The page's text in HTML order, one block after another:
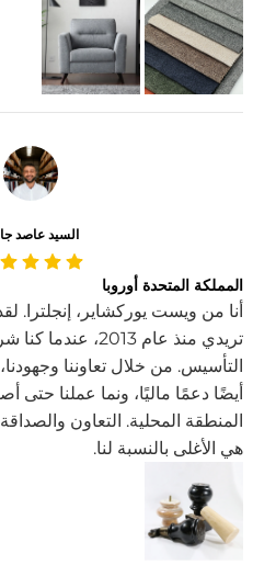
السيد عاصد
المملكة المتحدة أوروبا
أنا من ويست يوركشاير، إنجلترا.
تريدي منذ عام 2013،
التأسيس. من خلال تعاوننا
أيضًا دعمًا ماليًا، ونما عملنا حتى
المنطقة المحلية. التعاون
هي الأغلى بالنسبة لنا.